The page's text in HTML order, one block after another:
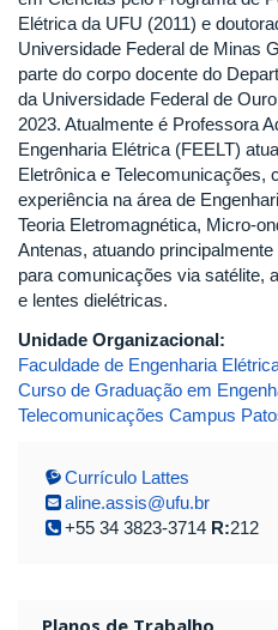
Elétrica da UFU (2011) e
Universidade Federal de Minas
parte do corpo docente do
da Universidade Federal de
2023. Atualmente é Professora
Engenharia Elétrica (FEELT)
Eletrônica e Telecomunicações,
experiência na área de
Teoria Eletromagnética, Micro-
Antenas, atuando
para comunicações via satélite,
e lentes dielétricas.
Unidade Organizacional:
Faculdade de Engenharia
Curso de Graduação em
Telecomunicações Campus
Currículo Lattes
aline.assis@ufu.br
+55 34 3823-3714 R:212